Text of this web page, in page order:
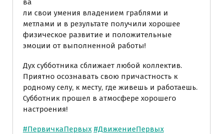
ва
ли свои умения владением граблями и
метлами и в результате получили хорошее
физическое развитие и положительные
эмоции от выполненной работы!
Дух субботника сближает любой коллектив.
Приятно осознавать свою причастность к
родному селу, к месту, где живешь и работаешь.
Субботник прошел в атмосфере хорошего
настроения!
#ПервичкаПервых #ДвижениеПервых